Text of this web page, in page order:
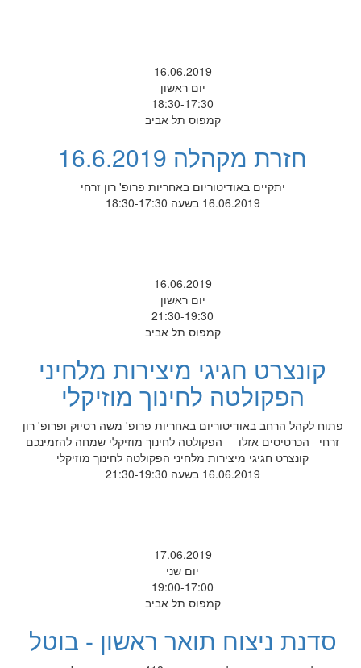
16.06.2019
יום ראשון
18:30-17:30
קמפוס תל אביב
חזרת מקהלה 16.6.2019
יתקיים באודיטוריום באחריות פרופ' רון זרחי
16.06.2019 בשעה 18:30-17:30
16.06.2019
יום ראשון
21:30-19:30
קמפוס תל אביב
קונצרט חגיגי מיצירות מלחיני
הפקולטה לחינוך מוזיקלי
פתוח לקהל הרחב באודיטוריום באחריות פרופ' משה רסיוק ופרופ' רון
זרחי הכרטיסים אזלו הפקולטה לחינוך מוזיקלי שמחה להזמינכם
קונצרט חגיגי מיצירות מלחיני הפקולטה לחינוך מוזיקלי
16.06.2019 בשעה 21:30-19:30
17.06.2019
יום שני
19:00-17:00
קמפוס תל אביב
סדנת ניצוח תואר ראשון - בוטל